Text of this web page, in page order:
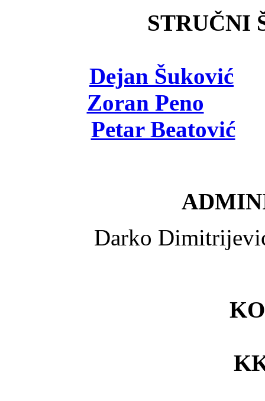
STRUČNI
Dejan Šuković
Zoran Peno
Petar Beatović-
Darko